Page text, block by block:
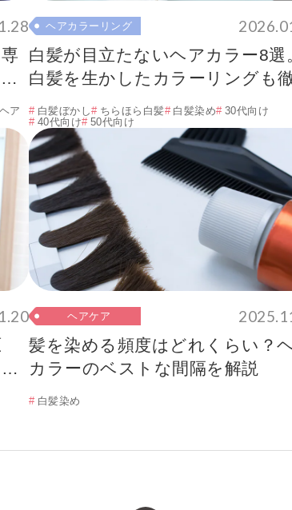
ア
ヘアカラーリング
白髪が目立たないヘアカラー8選
白髪を生かしたカラーリングも徹
白髪ぼかし ちらほら白髪 白髪染め
30代向け
40代向け
50代向け
ヘアケア
髪を染める頻度はどれくらい？
カラーのベストな間隔を解説
白髪染め